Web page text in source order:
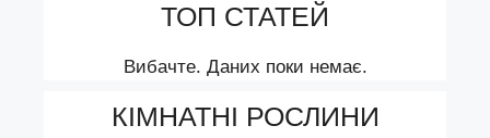
ТОП СТАТЕЙ
Вибачте. Даних поки немає.
КІМНАТНІ РОСЛИНИ